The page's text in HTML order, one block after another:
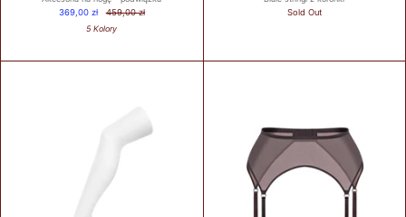
369,00 zł
459,00 zł
5 Kolory
Sold Out